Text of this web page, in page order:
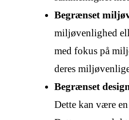
Begrænset
miljøvenlighed
med fokus på
deres
Begrænset
Dette kan være